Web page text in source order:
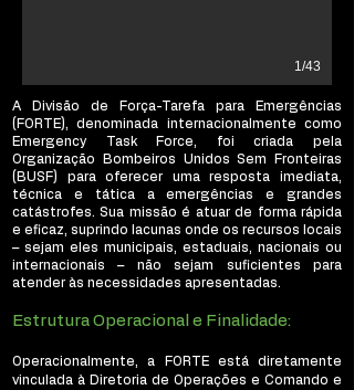
1/43
A Divisão de Força-Tarefa para Emergências
(FORTE), denominada internacionalmente como
Emergency Task Force, foi criada pela
Organização Bombeiros Unidos Sem Fronteiras
(BUSF) para oferecer uma resposta imediata,
técnica e tática a emergências e grandes
catástrofes. Sua missão é atuar de forma rápida
e eficaz, suprindo lacunas onde os recursos locais
– sejam eles municipais, estaduais, nacionais ou
internacionais – não sejam suficientes para
atender às necessidades apresentadas.
Estrutura Operacional e Finalidade:
Operacionalmente, a FORTE está diretamente
vinculada à Diretoria de Operações e Comando e